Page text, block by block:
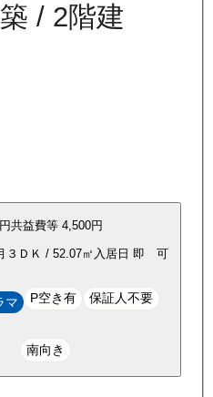
/ 2階建
共益費等 4,500円
３ＤＫ / 52.07㎡ 入居日 即 可
マ P空き有 保証人不要
南向き